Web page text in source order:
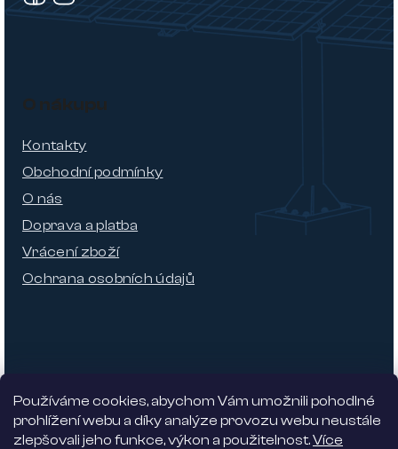
Používáme cookies, abychom Vám umožnili pohodlné
prohlížení webu a díky analýze provozu webu neustále
zlepšovali jeho funkce, výkon a použitelnost.Více
O nákupu
Kontakty
Obchodní podmínky
O nás
Doprava a platba
Vrácení zboží
Ochrana osobních údajů